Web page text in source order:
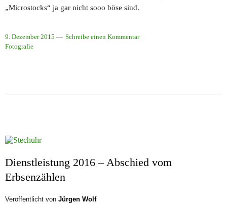
„Microstocks“ ja gar nicht sooo böse sind.
9. Dezember 2015
Schreibe einen Kommentar
Fotografie
Dienstleistung 2016 – Abschied vom
Erbsenzählen
Veröffentlicht von Jürgen Wolf